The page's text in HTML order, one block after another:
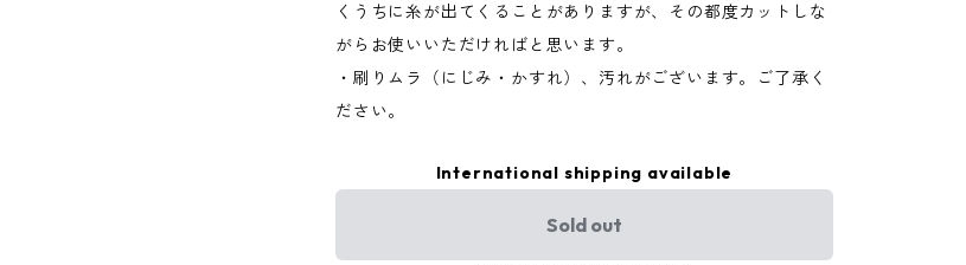
くうちに糸が出てくることがありますが、その都度カットしな
がらお使いいただければと思います。
・刷りムラ（にじみ・かすれ）、汚れがございます。ご了承く
ださい。
International shipping available
Sold out